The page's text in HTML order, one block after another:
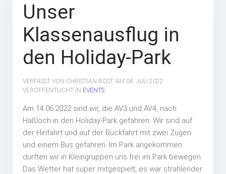
Unser
Klassenausflug in
den Holiday-Park
VERFASST VON CHRISTIAN BOST AM 04. JULI 2022.
VERÖFFENTLICHT IN EVENTS
Am 14.06.2022 sind wir, die AV3 und AV4, nach
Haßloch in den Holiday-Park gefahren. Wir sind auf
der Hinfahrt und auf der Rückfahrt mit zwei Zügen
und einem Bus gefahren. Im Park angekommen
durften wir in Kleingruppen uns frei im Park bewegen.
Das Wetter hat super mitgespielt, es war strahlender